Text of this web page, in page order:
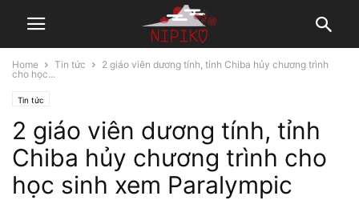
Home Tin tức
2 giáo viên dương tính, tỉnh Chiba hủy chương trình
cho học...
Tin tức
2 giáo viên dương tính, tỉnh
Chiba hủy chương trình cho
học sinh xem Paralympic